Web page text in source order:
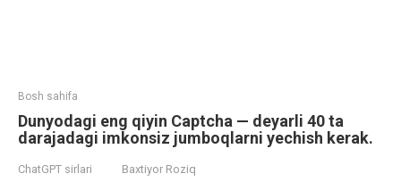
Bosh sahifa
Dunyodagi eng qiyin Captcha — deyarli 40 ta
darajadagi imkonsiz jumboqlarni yechish kerak.
ChatGPT sirlari Baxtiyor Roziq